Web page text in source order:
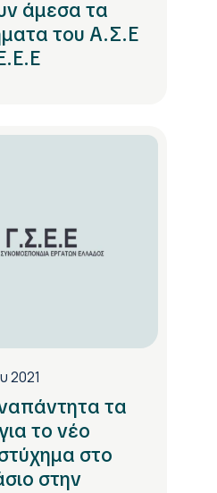
άμεσα τα
του Α.Σ.Ε
2021
τα
το νέο
στο
στην